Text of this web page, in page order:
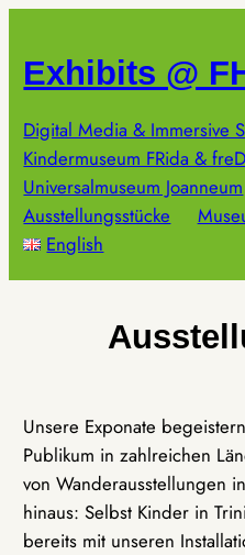
springen
Exhibits @
Digital Media & Immersive
Kindermuseum FRida & freD
Universalmuseum Joanneum
Ausstellungsstücke
English
Unsere Exponate
Publikum in zahlreichen
von Wanderausstellungen
hinaus: Selbst Kinder in
bereits mit unseren